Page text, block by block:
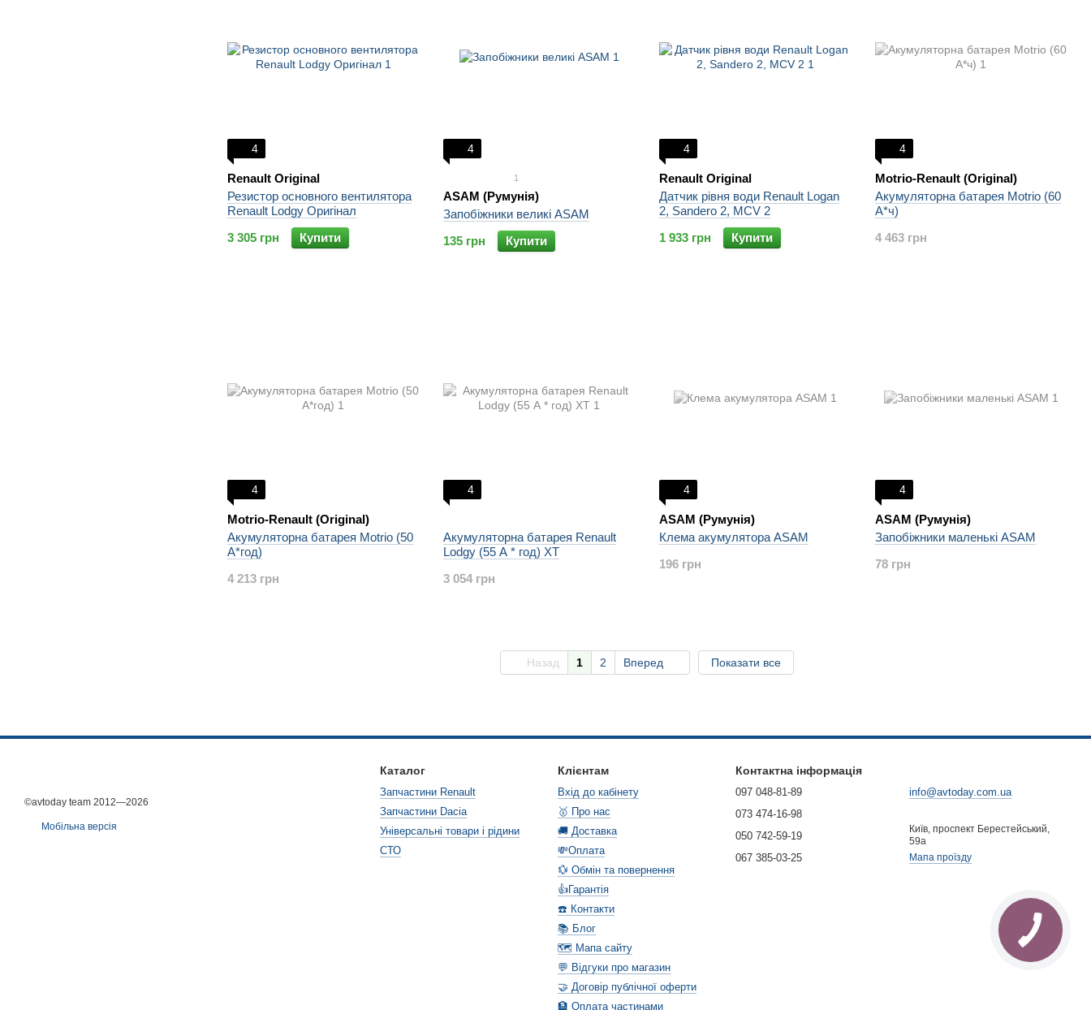
4
Renault Original
Резистор основного вентилятора
Renault Lodgy Оригінал
3 305 грн
Купити
4
1
ASAM (Румунія)
Запобіжники великі ASAM
135 грн
Купити
4
Renault Original
Датчик рівня води Renault Logan
2, Sandero 2, MCV 2
1 933 грн
Купити
4
Motrio-Renault (Original)
Акумуляторна батарея Motrio (60
А*ч)
4 463 грн
4
Motrio-Renault (Original)
Акумуляторна батарея Motrio (50
А*год)
4 213 грн
4
Акумуляторна батарея Renault
Lodgy (55 А * год) XT
3 054 грн
4
ASAM (Румунія)
Клема акумулятора ASAM
196 грн
4
ASAM (Румунія)
Запобіжники маленькі ASAM
78 грн
Назад 1 2 Вперед Показати все
©avtoday team 2012—2026
Мобільна версія
Каталог
Запчастини Renault
Запчастини Dacia
Універсальні товари і рідини
СТО
Клієнтам
Вхід до кабінету
🥇 Про нас
🚚 Доставка
💸Оплата
💱 Обмін та повернення
👍Гарантія
☎️ Контакти
📚 Блог
🗺️ Мапа сайту
💬 Відгуки про магазин
🤝 Договір публічної оферти
🏦 Оплата частинами
Контактна інформація
097 048-81-89
073 474-16-98
050 742-59-19
067 385-03-25
info@avtoday.com.ua
Київ, проспект Берестейський,
59а
Мапа проїзду